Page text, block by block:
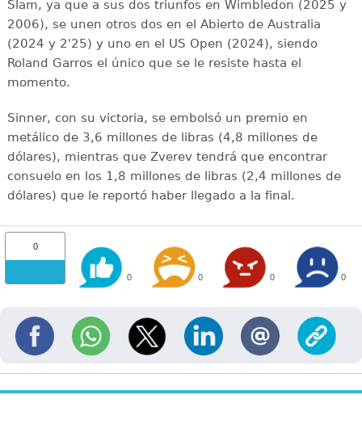
Slam, ya que a sus dos triunfos en Wimbledon (2025 y
2006), se unen otros dos en el Abierto de Australia
(2024 y 2'25) y uno en el US Open (2024), siendo
Roland Garros el único que se le resiste hasta el
momento.
Sinner, con su victoria, se embolsó un premio en
metálico de 3,6 millones de libras (4,8 millones de
dólares), mientras que Zverev tendrá que encontrar
consuelo en los 1,8 millones de libras (2,4 millones de
dólares) que le reportó haber llegado a la final.
0
0 0 0 0